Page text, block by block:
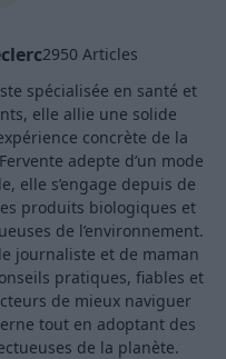
2950 Articles
spécialisée en santé et
elle allie une solide
concrète de la
adepte d’un mode
elle s’engage depuis de
produits biologiques et
de l’environnement.
journaliste et de maman
pratiques, fiables et
de mieux naviguer
tout en adoptant des
de la planète.